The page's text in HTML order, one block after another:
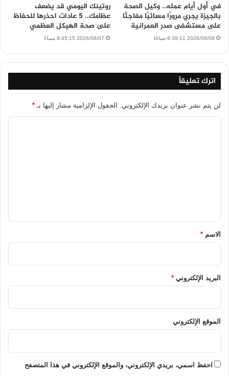
في أول أيام عمله.. وكيل الصحة
بالجيزة يجري مرورًا مسائيًا مفاجئًا
على مستشفى صدر العمرانية
2026/08/08 8:39:11 صباحًا
روتينك اليومي قد يضعف
عظامك.. 5 عادات احذرها للحفاظ
على صحة الهيكل العظمي
2026/08/07 8:45:15 مساءً
اترك تعليقاً
لن يتم نشر عنوان بريدك الإلكتروني. الحقول الإلزامية مشار إليها بـ *
*الاسم *
البريد الإلكتروني *
الموقع الإلكتروني
احفظ اسمي، بريدي الإلكتروني، والموقع الإلكتروني في هذا المتصفح